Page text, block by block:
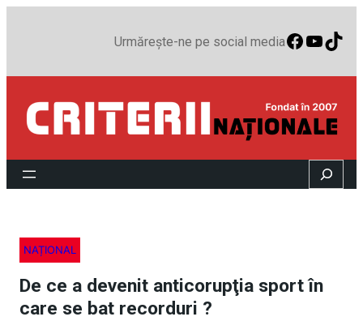
Urmărește-ne pe social media
Search
NAȚIONAL
De ce a devenit anticorupţia sport în
care se bat recorduri ?